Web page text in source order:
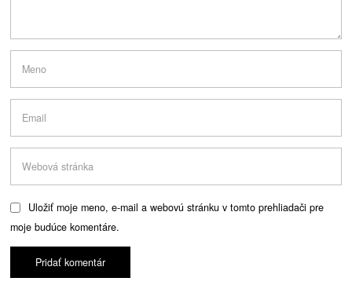
Uložiť moje meno, e-mail a webovú stránku v tomto prehliadači pre
moje budúce komentáre.